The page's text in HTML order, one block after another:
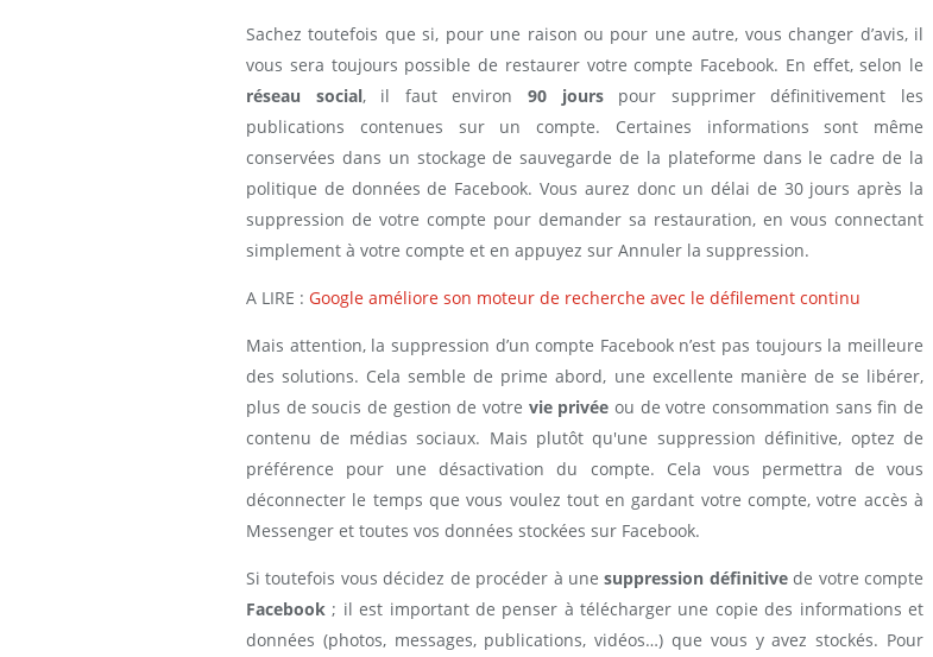
Sachez toutefois que si, pour une raison ou pour une autre, vous changer d’avis, il
vous sera toujours possible de restaurer votre compte Facebook. En effet, selon le
réseau social, il faut environ90 jourspour supprimer définitivement les
publications contenues sur un compte. Certaines informations sont même
conservées dans un stockage de sauvegarde de la plateforme dans le cadre de la
politique de données de Facebook. Vous aurez donc un délai de 30 jours après la
suppression de votre compte pour demander sa restauration, en vous connectant
simplement à votre compte et en appuyez sur Annuler la suppression.
A LIRE : Google améliore son moteur de recherche avec le défilement continu
Mais attention, la suppression d’un compte Facebook n’est pas toujours la meilleure
des solutions. Cela semble de prime abord, une excellente manière de se libérer,
plus de soucis de gestion de votre vie privée ou de votre consommation sans fin de
contenu de médias sociaux. Mais plutôt qu'une suppression définitive, optez de
préférence pour une désactivation du compte. Cela vous permettra de vous
déconnecter le temps que vous voulez tout en gardant votre compte, votre accès à
Messenger et toutes vos données stockées sur Facebook.
Si toutefois vous décidez de procéder à unesuppression définitivede votre compte
Facebook ; il est important de penser à télécharger une copie des informations et
données (photos, messages, publications, vidéos…) que vous y avez stockés. Pour